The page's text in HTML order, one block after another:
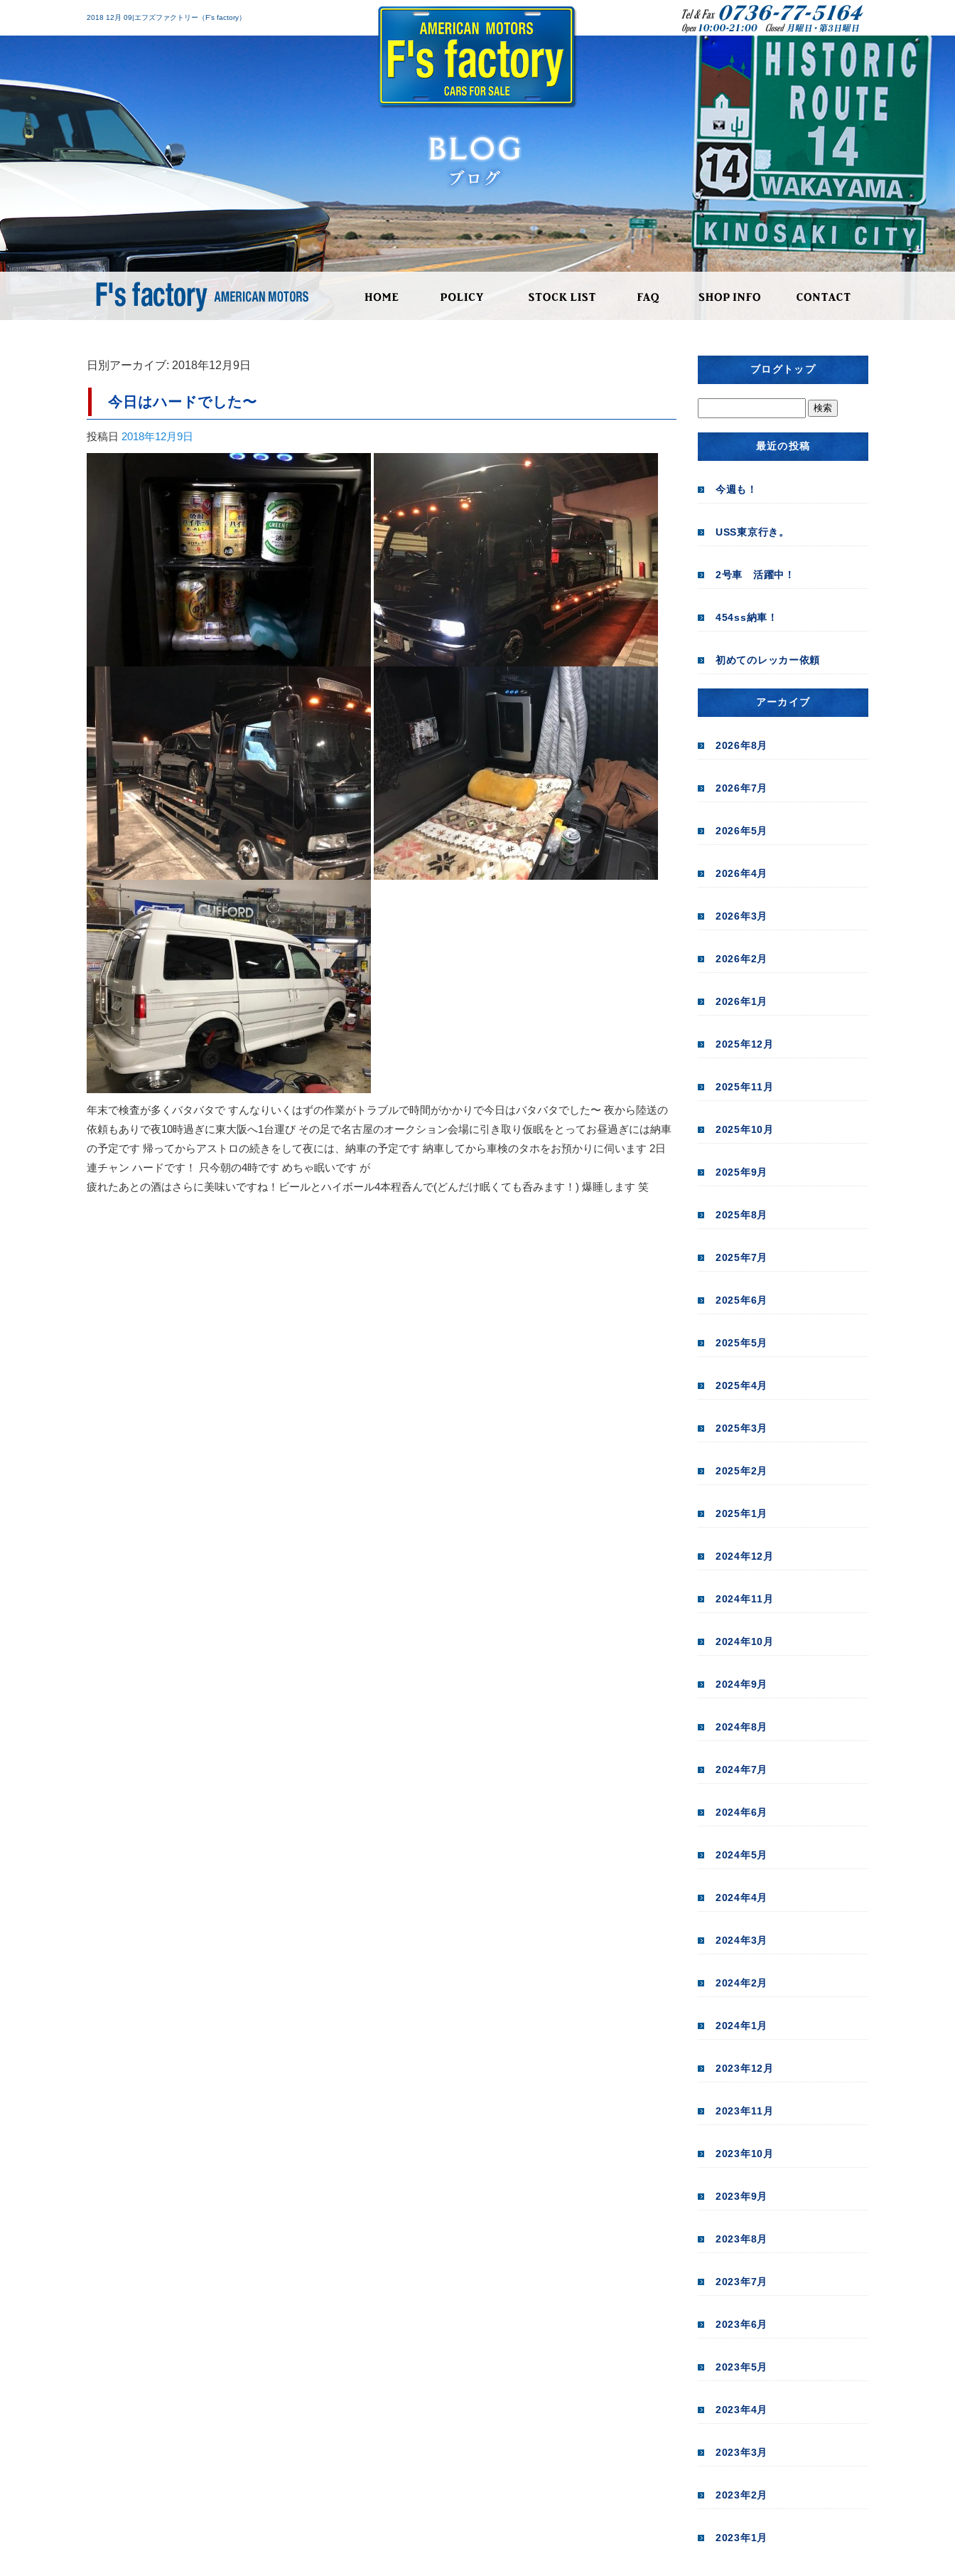
2018 12月 09|エフズファクトリー（F's factory）
日別アーカイブ: 2018年12月9日
今日はハードでした〜
投稿日 2018年12月9日
年末で検査が多くバタバタで すんなりいくはずの作業がトラブルで時間がかかりで今日はバタバタでした〜 夜から陸送の
依頼もありで夜10時過ぎに東大阪へ1台運び その足で名古屋のオークション会場に引き取り仮眠をとってお昼過ぎには納車
の予定です 帰ってからアストロの続きをして夜には、納車の予定です 納車してから車検のタホをお預かりに伺います 2日
連チャン ハードです！ 只今朝の4時です めちゃ眠いです が
疲れたあとの酒はさらに美味いですね！ビールとハイボール4本程呑んで(どんだけ眠くても呑みます！) 爆睡します 笑
ブログトップ
最近の投稿
今週も！
USS東京行き。
2号車 活躍中！
454ss納車！
初めてのレッカー依頼
アーカイブ
2026年8月
2026年7月
2026年5月
2026年4月
2026年3月
2026年2月
2026年1月
2025年12月
2025年11月
2025年10月
2025年9月
2025年8月
2025年7月
2025年6月
2025年5月
2025年4月
2025年3月
2025年2月
2025年1月
2024年12月
2024年11月
2024年10月
2024年9月
2024年8月
2024年7月
2024年6月
2024年5月
2024年4月
2024年3月
2024年2月
2024年1月
2023年12月
2023年11月
2023年10月
2023年9月
2023年8月
2023年7月
2023年6月
2023年5月
2023年4月
2023年3月
2023年2月
2023年1月